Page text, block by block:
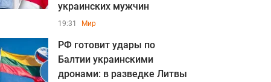
украинских мужчин
19:31 Мир
РФ готовит удары по
Балтии украинскими
дронами: в разведке Литвы